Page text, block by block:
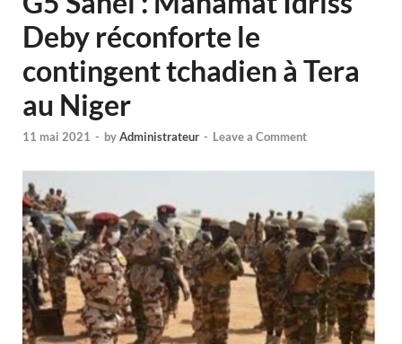
Deby réconforte le
contingent tchadien à Tera
au Niger
11 mai 2021 - byAdministrateur - Leave a Comment